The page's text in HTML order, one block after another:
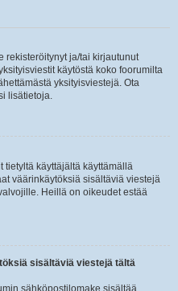
rekisteröitynyt ja/tai kirjautunut
käytöstä koko foorumilta
yksityisviestejä. Ota
lisätietoja.
tietyltä käyttäjältä käyttämällä
väärinkäytöksiä sisältäviä viestejä
Heillä on oikeudet estää
sisältäviä viestejä tältä
sähköpostilomake sisältää